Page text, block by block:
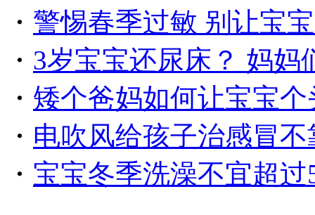
・ 警惕春季过敏 别让宝
・ 3岁宝宝还尿床？ 妈妈
・ 矮个爸妈如何让宝宝个
・ 电吹风给孩子治感冒不
・ 宝宝冬季洗澡不宜超过